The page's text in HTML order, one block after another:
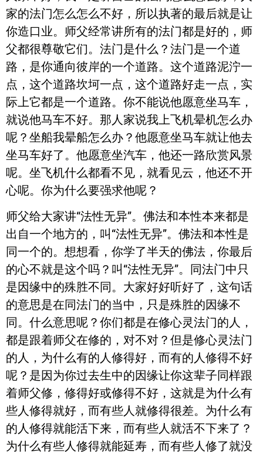
家的法门怎么怎么不好，所以执著的最后就是让
你造口业。师父经常讲所有的法门都是好的，师
父都很尊敬它们。法门是什么？法门是一个道
路，是你通向彼岸的一个道路。这个道路泥泞一
点，这个道路坎坷一点，这个道路好走一点，实
际上它都是一个道路。你不能说他愿意坐马车，
就说他马车不好。那人家说我上飞机晕机怎么办
呢？坐船我晕船怎么办？他愿意坐马车就让他去
坐马车好了。他愿意坐汽车，他还一路欣赏风景
呢。坐飞机什么都看不见，就看见云，他还不开
心呢。你为什么要强求他呢？
师父给大家讲“法性无异”。佛法和本性本来都是
出自一个地方的，叫“法性无异”。佛法和本性是
同一个的。想想看，你学了半天的佛法，你最后
的心不就是这个吗？叫“法性无异”。同法门中只
是因缘中的殊胜不同。大家好好听好了，这句话
的意思是在同法门的当中，只是殊胜的因缘不
同。什么意思呢？你们都是在修心灵法门的人，
都是跟着师父在修的，对不对？但是修心灵法门
的人，为什么有的人修得好，而有的人修得不好
呢？是因为你过去生中的因缘让你这辈子同样跟
着师父修，修得好或修得不好，这就是为什么有
些人修得就好，而有些人就修得很差。为什么有
的人修得就能活下来，而有些人就活不下来了？
为什么有些人修得就能延寿，而有些人修了就没